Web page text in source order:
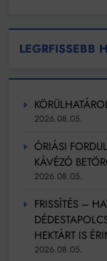
LEGRFISSEBB
2026.08.05.
ÓRIÁSI
KÁVÉZÓ
2026.08.05.
FRISSÍTÉS –
HEKTÁRT IS
2026.08.05.